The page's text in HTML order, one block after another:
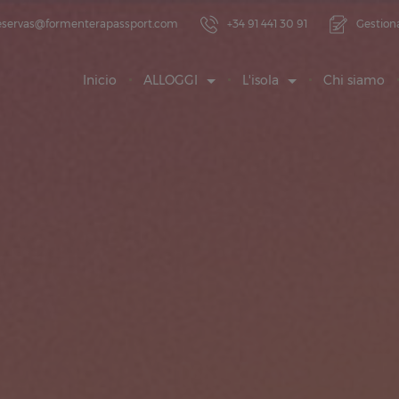
+34 91 441 30 91
Inicio ALLOGGI L'isola Chi siamo